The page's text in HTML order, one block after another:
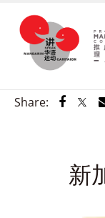
Share: Share
新